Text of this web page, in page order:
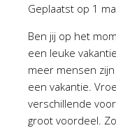
Geplaatst op 1
Ben jij op het
een leuke
meer mensen
een vakantie.
verschillende
groot voordeel.